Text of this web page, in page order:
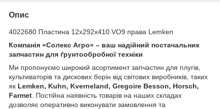
Опис
4022680 Пластина 12х292х410 VO9 права Lemken
Компанія «Солекс Агро» – ваш надійний постачальник
запчастин для ґрунтообробної техніки
Ми пропонуємо широкий асортимент запчастин для плугів,
культиваторів та дискових борін від світових виробників, таких
як Lemken, Kuhn, Kverneland, Gregoire Besson, Horsch,
Farmet . Постійна наявність товарів на наших складах
дозволяє оперативно виконувати замовлення та